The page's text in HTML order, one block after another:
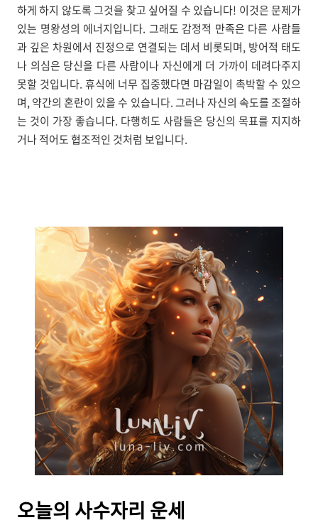
하게 하지 않도록 그것을 찾고 싶어질 수 있습니다! 이것은 문제가
있는 명왕성의 에너지입니다. 그래도 감정적 만족은 다른 사람들
과 깊은 차원에서 진정으로 연결되는 데서 비롯되며, 방어적 태도
나 의심은 당신을 다른 사람이나 자신에게 더 가까이 데려다주지
못할 것입니다. 휴식에 너무 집중했다면 마감일이 촉박할 수 있으
며, 약간의 혼란이 있을 수 있습니다. 그러나 자신의 속도를 조절하
는 것이 가장 좋습니다. 다행히도 사람들은 당신의 목표를 지지하
거나 적어도 협조적인 것처럼 보입니다.
오늘의 사수자리 운세